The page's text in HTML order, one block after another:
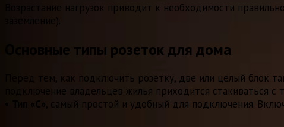
Возрастание нагрузок приводит к необходимости
заземление).
Основные типы розеток для дома
Перед тем, как подключить розетку, две или целый блок
подключение владельцев жилья приходится стакиваться с
Тип «С», самый простой и удобный для подключения.